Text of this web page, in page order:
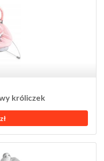
króliczek